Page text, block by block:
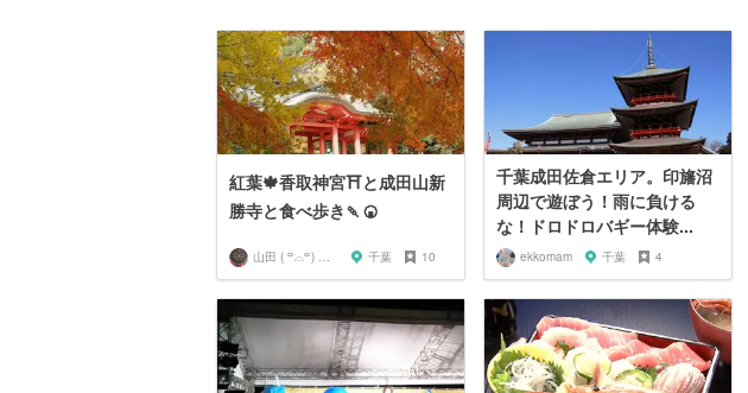
紅葉🍁香取神宮⛩と成田山新
勝寺と食べ歩き🍡🍘
山田 ( ꒪⌓꒪) ストレンジ 千葉 10
千葉成田佐倉エリア。印旛沼
周辺で遊ぼう！雨に負ける
な！ドロドロバギー体験...
ekkomam 千葉 4